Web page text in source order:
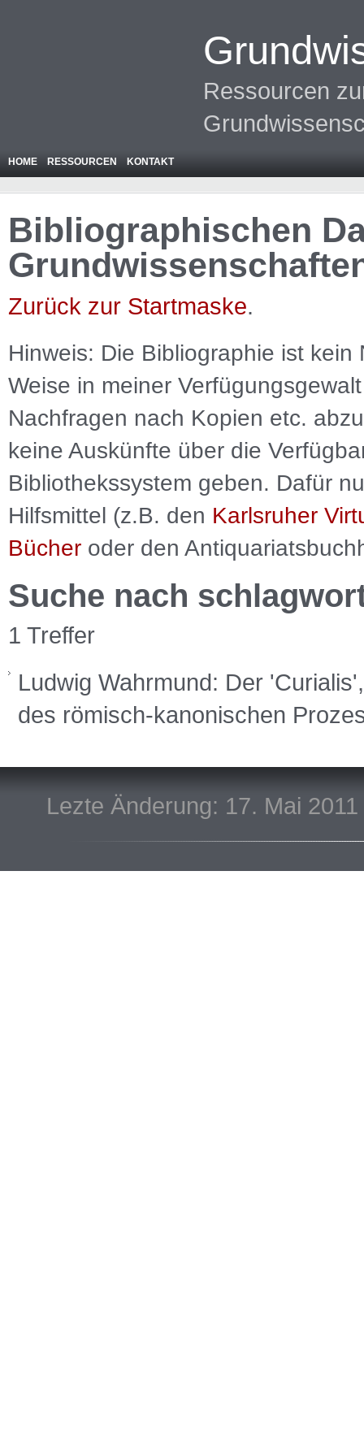
Ressourcen
HOME RESSOURCEN KONTAKT
Bibliographischen
Zurück zur Startmaske.
Hinweis: Die Bibliographie ist kein
Weise in meiner
Nachfragen nach Kopien etc.
keine Auskünfte über die
Bibliothekssystem geben. Dafür
Hilfsmittel (z.B. den Karlsruher
Bücher oder den
Suche nach
1 Treffer
Ludwig Wahrmund: Der
des römisch-kanonischen
Lezte Änderung: 17. Mai